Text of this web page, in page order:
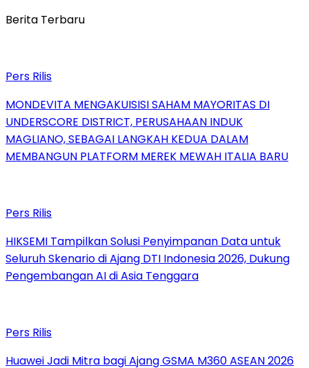
Berita Terbaru
Pers Rilis
MONDEVITA MENGAKUISISI SAHAM MAYORITAS DI
UNDERSCORE DISTRICT, PERUSAHAAN INDUK
MAGLIANO, SEBAGAI LANGKAH KEDUA DALAM
MEMBANGUN PLATFORM MEREK MEWAH ITALIA BARU
Pers Rilis
HIKSEMI Tampilkan Solusi Penyimpanan Data untuk
Seluruh Skenario di Ajang DTI Indonesia 2026, Dukung
Pengembangan AI di Asia Tenggara
Pers Rilis
Huawei Jadi Mitra bagi Ajang GSMA M360 ASEAN 2026